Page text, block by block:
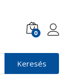
0
Keresés